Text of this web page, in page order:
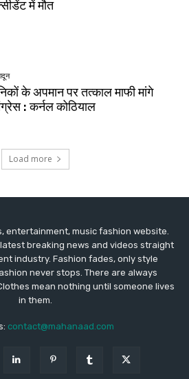
entertainment, music fashion website.
breaking news and videos straight
industry. Fashion fades, only style
never stops. There are always
mean nothing until someone lives
in them.
contact@mahanaad.com